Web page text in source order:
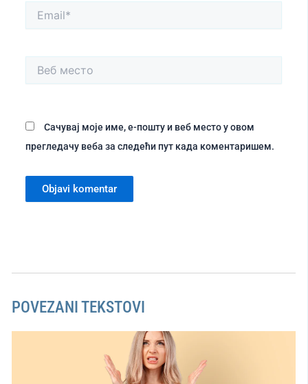
Email*
Веб
место
Сачувај моје име, е-пошту и веб место у овом
прегледачу веба за следећи пут када коментаришем.
POVEZANI TEKSTOVI